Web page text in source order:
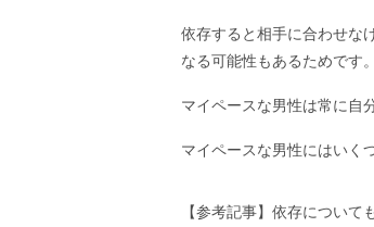
依存すると相手に合わせな
なる可能性もあるためです。
マイペースな男性は常に自
マイペースな男性にはいく
【参考記事】依存につい